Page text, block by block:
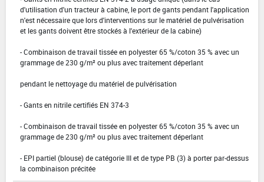
d'utilisation d'un tracteur à cabine, le port de gants pendant l'application
n'est nécessaire que lors d'interventions sur le matériel de pulvérisation
et les gants doivent être stockés à l'extérieur de la cabine)
- Combinaison de travail tissée en polyester 65 %/coton 35 % avec un
grammage de 230 g/m² ou plus avec traitement déperlant
pendant le nettoyage du matériel de pulvérisation
- Gants en nitrile certifiés EN 374-3
- Combinaison de travail tissée en polyester 65 %/coton 35 % avec un
grammage de 230 g/m² ou plus avec traitement déperlant
- EPI partiel (blouse) de catégorie III et de type PB (3) à porter par-dessus
la combinaison précitée